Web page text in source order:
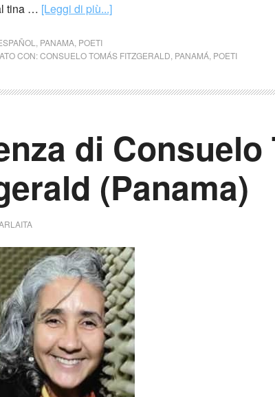
tina … [Leggi di più...]
PANAMA POETI
CON:CONSUELO TOMÁS FITZGERALD PANAMÁ POETI
di Consuelo
(Panama)